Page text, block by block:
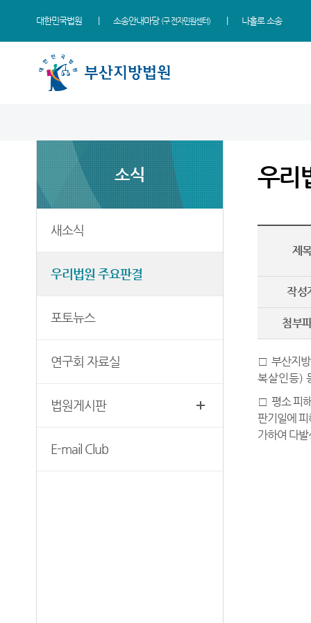
대한민국법원 소송안내마당 (구 전자민원센터) 나홀로 소송
조직 및 전화번호
등기국
찾아오시는길
서부지원
우리법원 주요판결
포토뉴스
E-mail Club
법률상담안내
자주묻는질문
한 우선지원센터
무인등본발급기 안내
판결서사본 제공신청
판결서 인터넷열람
부조리 신고센터
칭찬합니다
소식
새소식
우리법원 주요판결
포토뉴스
연구회 자료실
법원게시판
E-mail Club
우리
제
작성
첨부
□ 부산지
복살인등)
□ 평소 피
판기일에
가하여 다